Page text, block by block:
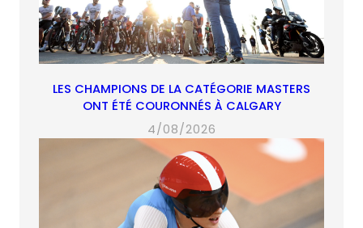
LES CHAMPIONS DE LA CATÉGORIE MASTERS
ONT ÉTÉ COURONNÉS À CALGARY
4/08/2026